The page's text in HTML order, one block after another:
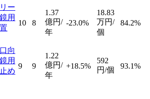
ー
用
10 8
1.37
億円/
年
-23.0%
18.83
万円/
個
84.2%
向
用
め
9 9
1.22
億円/
年
+18.5%
592
円/個
93.1%